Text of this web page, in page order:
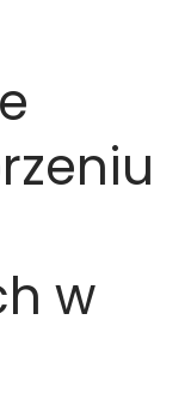
w